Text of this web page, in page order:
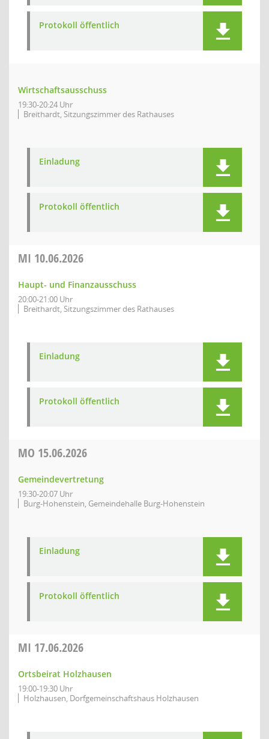
Protokoll öffentlich
Wirtschaftsausschuss
19:30-20:24 Uhr
Breithardt, Sitzungszimmer des Rathauses
Einladung
Protokoll öffentlich
MI 10.06.2026
Haupt- und Finanzausschuss
20:00-21:00 Uhr
Breithardt, Sitzungszimmer des Rathauses
Einladung
Protokoll öffentlich
MO 15.06.2026
Gemeindevertretung
19:30-20:07 Uhr
Burg-Hohenstein, Gemeindehalle Burg-Hohenstein
Einladung
Protokoll öffentlich
MI 17.06.2026
Ortsbeirat Holzhausen
19:00-19:30 Uhr
Holzhausen, Dorfgemeinschaftshaus Holzhausen